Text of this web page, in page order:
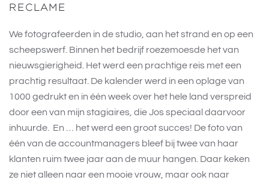
RECLAME
We fotografeerden in de studio, aan het strand en op een
scheepswerf. Binnen het bedrijf roezemoesde het van
nieuwsgierigheid. Het werd een prachtige reis met een
prachtig resultaat. De kalender werd in een oplage van
1000 gedrukt en in één week over het hele land verspreid
door een van mijn stagiaires, die Jos speciaal daarvoor
inhuurde. En … het werd een groot succes! De foto van
één van de accountmanagers bleef bij twee van haar
klanten ruim twee jaar aan de muur hangen. Daar keken
ze niet alleen naar een mooie vrouw, maar ook naar